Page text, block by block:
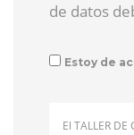
de datos
Estoy de
El TALLER